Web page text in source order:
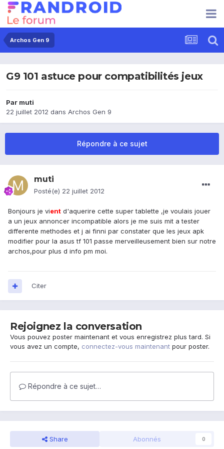
Archos Gen 9
G9 101 astuce pour compatibilités jeux
Par muti
22 juillet 2012 dans Archos Gen 9
Répondre à ce sujet
muti
Posté(e) 22 juillet 2012
Bonjours je vient d'aquerire cette super tablette ,je voulais jouer
a un jeux annoncer incompatible alors je me suis mit a tester
differente methodes et j ai finni par constater que les jeux apk
modifier pour la asus tf 101 passe merveilleusement bien sur notre
archos,pour plus d info pm moi.
Citer
Rejoignez la conversation
Vous pouvez poster maintenant et vous enregistrez plus tard. Si
vous avez un compte, connectez-vous maintenant pour poster.
Répondre à ce sujet…
Share Abonnés 0